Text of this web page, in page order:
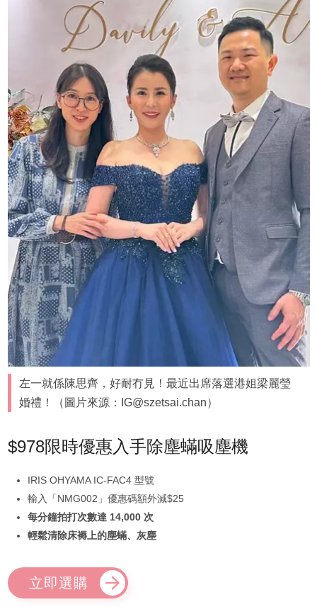
左一就係陳思齊，好耐冇見！最近出席落選港姐梁麗瑩
婚禮！（圖片來源：IG@szetsai.chan）
$978限時優惠入手除塵蟎吸塵機
IRIS OHYAMA IC-FAC4 型號
輸入「NMG002」優惠碼額外減$25
每分鐘拍打次數達 14,000 次
輕鬆清除床褥上的塵蟎、灰塵
立即選購